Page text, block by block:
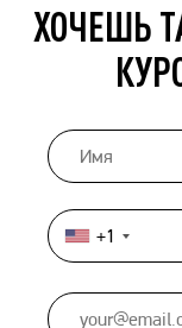
ХОЧЕШЬ
United
States
+1
+1